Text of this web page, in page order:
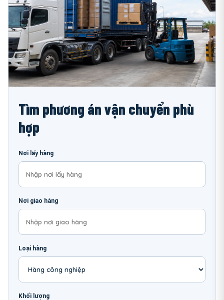
Tìm phương án vận chuyển phù
hợp
Nơi lấy hàng
Nơi giao hàng
Loại hàng
Khối lượng